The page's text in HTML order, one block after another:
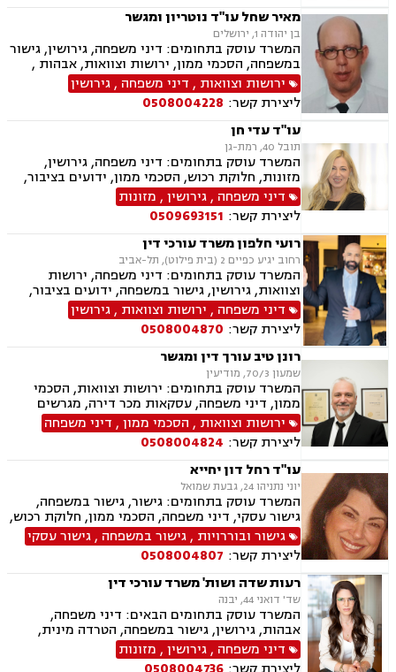
מאיר שחל עו"ד נוטריון ומגשר
בן יהודה 1, ירושלים
המשרד עוסק בתחומים: דיני משפחה, גירושין, גישור
במשפחה, הסכמי ממון, ירושות וצוואות, אבהות ,
משמורת, אפוטרופסות, חלוקת רכוש, ידועים בציבור,
תיאום הורי, נוטריון, מגשרים
ירושות וצוואות , דיני משפחה ,גירושין
ליצירת קשר: 0508004228
עו"ד עדי חן
תובל 40, רמת-גן
המשרד עוסק בתחומים: דיני משפחה, גירושין,
מזונות, חלוקת רכוש, הסכמי ממון, ידועים בציבור,
ירושות וצוואות, אפוטרופסות, אבהות , אימוץ ,
נישואים אזרחיים, הגירה
דיני משפחה ,גירושין, מזונות
ליצירת קשר: 0509693151
רועי חלפון משרד עורכי דין
רחוב יגיע כפיים 2 (בית פילוט), תל-אביב
המשרד עוסק בתחומים: דיני משפחה, ירושות
וצוואות, גירושין, גישור במשפחה, ידועים בציבור,
מזונות, משמורת, צווי מניעה, אלימות במשפחה,
הסכמי ממון, אפוטרופסות, חלוקת רכוש, מעמד אישי
דיני משפחה , ירושות וצוואות ,גירושין
ליצירת קשר: 0508004870
רונן טיב עורך דין ומגשר
שמעון 70/3, מודיעין
המשרד עוסק בתחומים: ירושות וצוואות, הסכמי
ממון, דיני משפחה, עסקאות מכר דירה, מגרשים
חקלאיים, מגרשים לבניה , הפקעת קרקעות, מושבים
וקיבוצים , נחלות ומשקים במושבים, נדל"ן, גירושין,
ידועים בציבור, מזונות, משמורת, חלוקת רכוש,
מעמד אישי, דיני חוזים, גישור במשפחה, מגשרים,
ייפוי כוח מתמשך
ירושות וצוואות , הסכמי ממון, דיני משפחה
ליצירת קשר: 0508004824
עו"ד רחל דון יחייא
יוני נתניהו 24, גבעת שמואל
המשרד עוסק בתחומים: גישור, גישור במשפחה,
גישור עסקי, דיני משפחה, הסכמי ממון, חלוקת רכוש,
מזונות, ירושות וצוואות, מעמד אישי, דיני חוזים
גישור ובוררויות ,גישור במשפחה ,גישור עסקי
ליצירת קשר: 0508004807
רעות שדה ושות' משרד עורכי דין
שד' דואני 44, יבנה
המשרד עוסק בתחומים הבאים: דיני משפחה,
אבהות, גירושין, גישור במשפחה, הטרדה מינית,
הסכמי ממון, ירושות וצוואות, ליטיגציה, מזונות,
משמורת, אלימות במשפחה, חלוקת רכוש, מעמד
דיני משפחה ,גירושין, מזונות